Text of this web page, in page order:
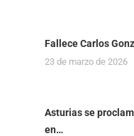
Fallece Carlos
23 de marzo de 2026
Asturias se
en…